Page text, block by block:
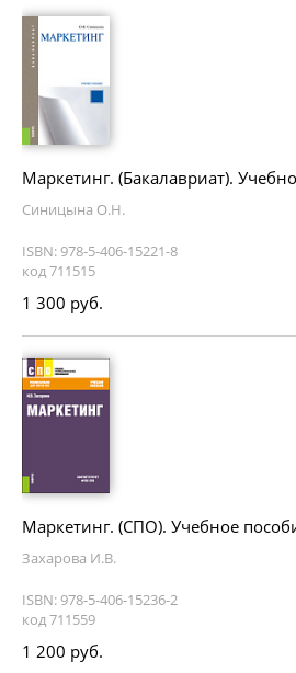
Маркетинг. (Бакалавриат).
Синицына О.Н.
ISBN: 978-5-406-15221-8
код 711515
1 300 руб.
Маркетинг. (СПО). Учебное
Захарова И.В.
ISBN: 978-5-406-15236-2
код 711559
1 200 руб.